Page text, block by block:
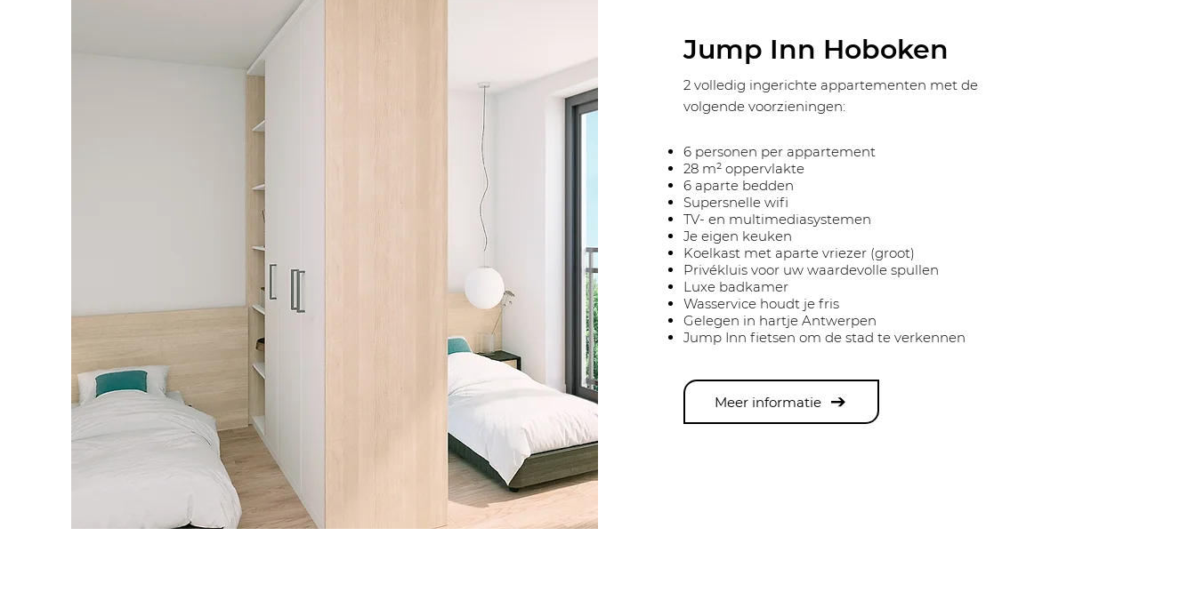
Jump Inn Hoboken
2 volledig ingerichte appartementen met de
volgende voorzieningen:
6 personen per appartement
28 m² oppervlakte
6 aparte bedden
Supersnelle wifi
TV- en multimediasystemen
Je eigen keuken
Koelkast met aparte vriezer (groot)
Privékluis voor uw waardevolle spullen
Luxe badkamer
Wasservice houdt je fris
Gelegen in hartje Antwerpen
Jump Inn fietsen om de stad te verkennen
Meer informatie